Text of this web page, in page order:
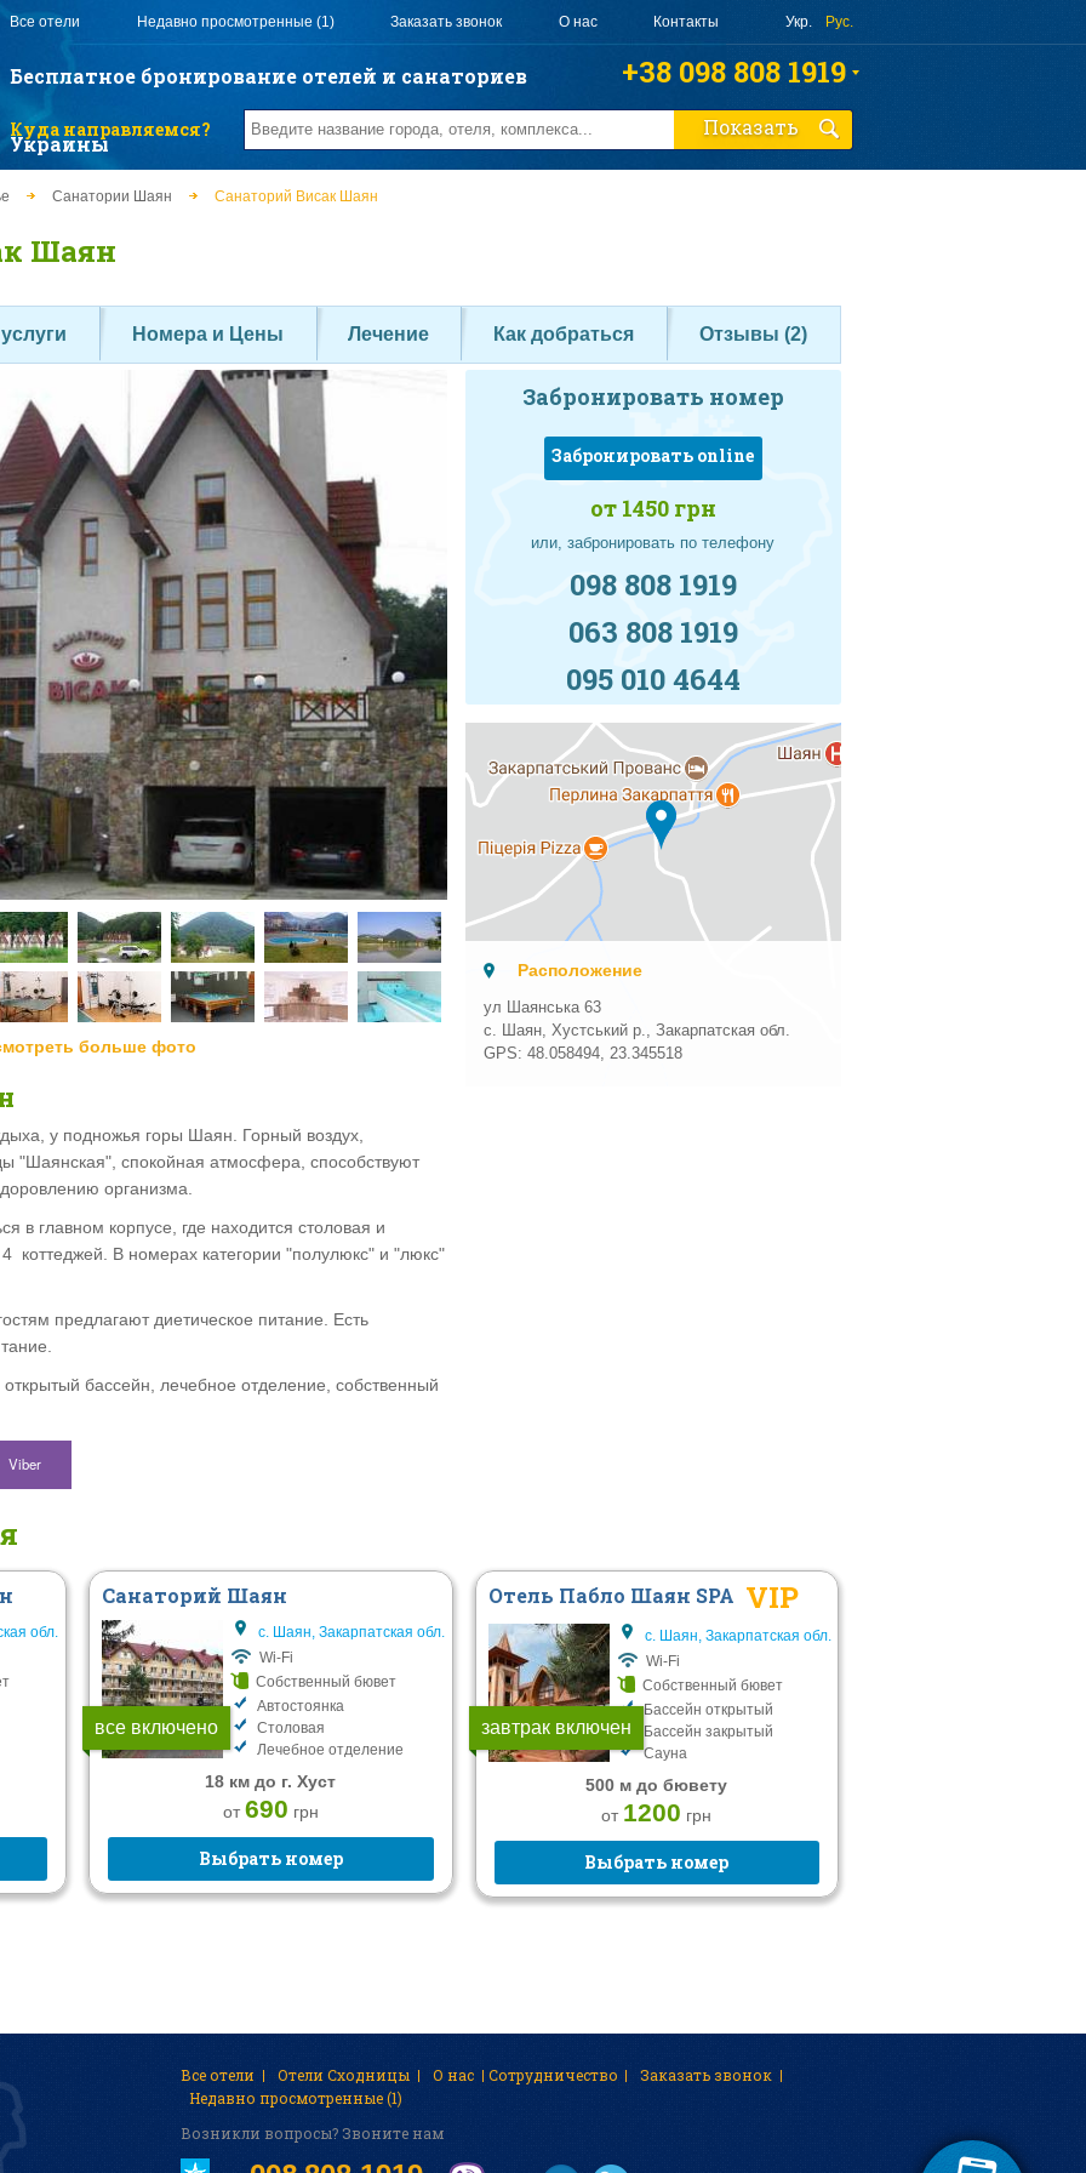
Санатории Шаян Санаторий Висак Шаян
Шаян
Номера и Цены Лечение Как добраться Отзывы (2)
больше фото
у подножья горы Шаян. Горный воздух,
"Шаянская", спокойная атмосфера, способствуют
организма.
в главном корпусе, где находится столовая и
коттеджей. В номерах категории "полулюкс" и "люкс"
предлагают диетическое питание. Есть
открытый бассейн, лечебное отделение, собственный
Viber
Забронировать номер
Забронировать online
от 1450 грн
или, забронировать по телефону
098 808 1919
063 808 1919
095 010 4644
Расположение
ул Шаянська 63
с. Шаян, Хустський р., Закарпатская обл.
GPS:48.058494,23.345518
обл.
все включено
Санаторий Шаян
с. Шаян, Закарпатская обл.
Wi-Fi
Собственный бювет
Автостоянка
Столовая
Лечебное отделение
18 км до г. Хуст
от690 грн
Выбрать номер
завтрак включен
Отель Пабло Шаян SPA VIP
с. Шаян, Закарпатская обл.
Wi-Fi
Собственный бювет
Бассейн открытый
Бассейн закрытый
Сауна
500 м до бювету
от 1200 грн
Выбрать номер
Все отели Недавно просмотренные (1) Заказать звонок О нас Контакты Укр. Рус.
Бесплатное бронирование отелей и санаториев
Украины
+38 098 808 1919
+38 063 808 1919
+38 095 010 4644
Куда направляемся? Показать
Все отели Отели Сходницы О нас Cотрудничество
Заказать звонок
Недавно просмотренные (1)
Возникли вопросы? Звоните нам